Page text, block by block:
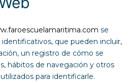
se
que pueden incluir,
un registro de cómo se
hábitos de navegación y otros
para identificarle.